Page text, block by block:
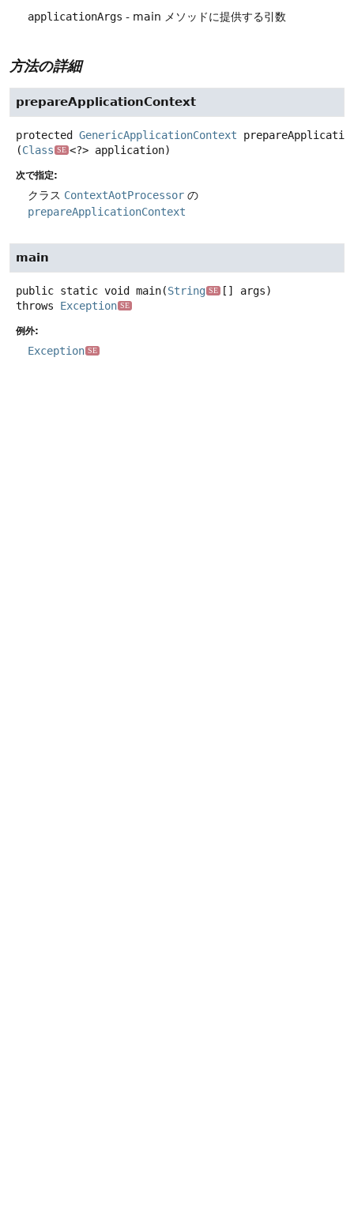
applicationArgs - main メソッドに提供する引数
方法の詳細
prepareApplicationContext
protected GenericApplicationContext
(Class SE <?> application)
次で指定:
クラス ContextAotProcessor の
prepareApplicationContext
main
public static void main(String SE
[] args)
throws Exception SE
例外:
Exception SE